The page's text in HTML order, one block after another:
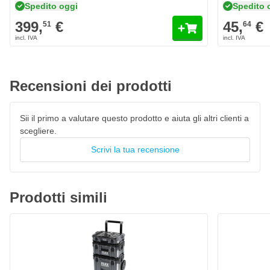
Pratica espansione del sistema STACK PACK
Spedito oggi
399,51 €
Spedito
45,64 €
Recensioni dei prodotti
Sii il primo a valutare questo prodotto e aiuta gli altri clienti a
scegliere.
Scrivi la tua recensione
Prodotti simili